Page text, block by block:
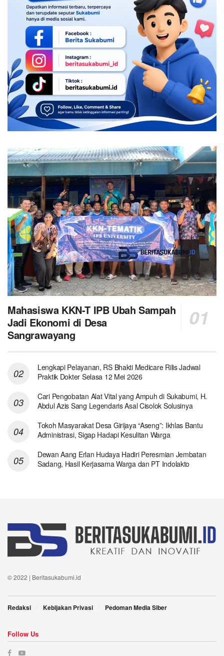
Mahasiswa KKN-T IPB Ubah Sampah
Jadi Ekonomi di Desa
Sangrawayang
Lengkapi Pelayanan, RS Bhakti Medicare Rilis Jadwal
Praktik Dokter Selasa 12 Mei 2026
Cari Pengobatan Alat Vital yang Ampuh di Sukabumi, H.
Abdul Azis Sang Legendaris Asal Cisolok Solusinya
Tokoh Masyarakat Desa Girijaya “Aseng”: Ikhlas Bantu
Administrasi, Sigap Hadapi Kesulitan Warga
Dewan Aang Erlan Hudaya Hadiri Peresmian Jembatan
Sadang, Hasil Kerjasama Warga dan PT Indolakto
© 2022 | Beritasukabumi.id
Redaksi Kebijakan Privasi Pedoman Media Siber
Follow Us